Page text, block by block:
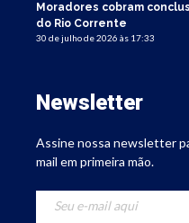
Moradores cobram
do Rio Corrente
30 de julho de 2026 às 17:33
Newsletter
Assine nossa newsletter
mail em primeira mão.